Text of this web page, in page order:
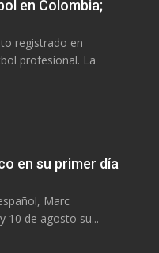
en Colombia;
registrado en
profesional. La
en su primer día
Marc
10 de agosto su...